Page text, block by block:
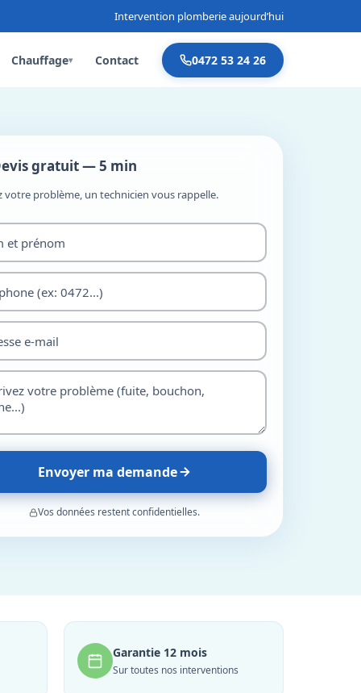
Intervention plomberie aujourd’hui
Chauffage▾ Contact 0472 53 24 26
gratuit — 5 min
votre problème, un technicien vous rappelle.
Envoyer ma demande
Vos données restent confidentielles.
Garantie 12 mois
Sur toutes nos interventions